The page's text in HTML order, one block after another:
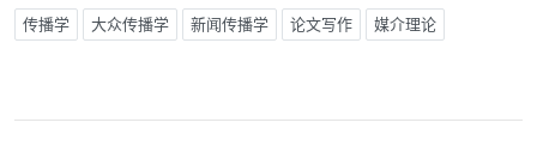
传播学 大众传播学 新闻传播学 论文写作 媒介理论